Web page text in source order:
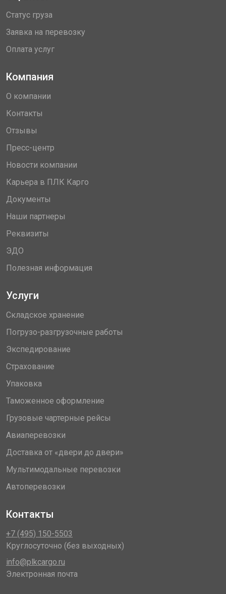
Статус груза
Заявка на перевозку
Оплата услуг
Компания
О компании
Контакты
Отзывы
Пресс-центр
Новости компании
Карьера в ПЛК Карго
Документы
Наши партнеры
Реквизиты
ЭДО
Полезная информация
Услуги
Складское хранение
Погрузо-разгрузочные работы
Экспедирование
Страхование
Упаковка
Таможенное оформление
Грузовые чартерные рейсы
Авиаперевозки
Доставка от «двери до двери»
Мультимодальные перевозки
Автоперевозки
Контакты
+7 (495) 150-5503
Круглосуточно (без выходных)
info@plkcargo.ru
Электронная почта